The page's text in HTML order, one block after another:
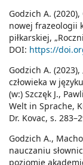
Godzich A.
nowej frazeologii
piłkarskiej,
DOI: https://
Godzich A.
człowieka w
(w:) Szczęk J.,
Welt in Sprache,
Dr. Kovac, s.
Godzich A.,
nauczaniu
poziomie